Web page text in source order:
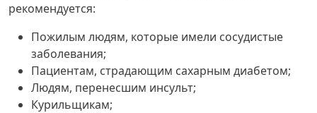
рекомендуется:
Пожилым людям, которые имели сосудистые
заболевания;
Пациентам, страдающим сахарным диабетом;
Людям, перенесшим инсульт;
Курильщикам;